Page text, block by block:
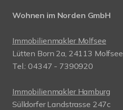
Wohnen im Norden GmbH
Immobilienmakler Molfsee
Lütten Born 2a, 24113 Molfsee
Tel.: 04347 - 7390920
Immobilienmakler Hamburg
Sülldorfer Landstrasse 247c